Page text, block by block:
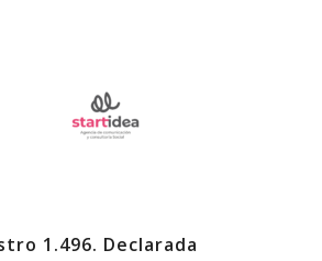
1.496. Declarada